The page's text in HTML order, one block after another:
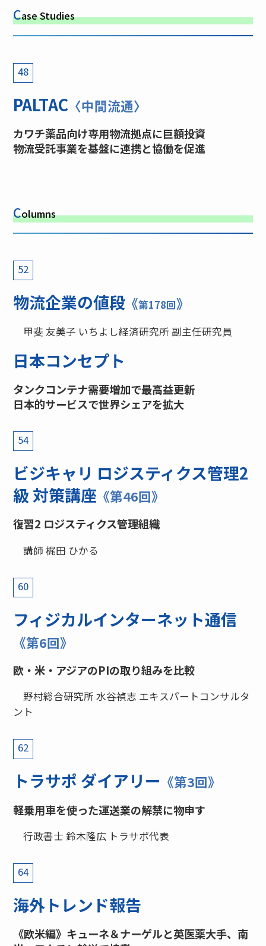
Case Studies
48
PALTAC 〈中間流通〉
カワチ薬品向け専用物流拠点に巨額投資
物流受託事業を基盤に連携と協働を促進
Columns
52
物流企業の値段 《第178回》
甲斐 友美子 いちよし経済研究所 副主任研究員
日本コンセプト
タンクコンテナ需要増加で最高益更新
日本的サービスで世界シェアを拡大
54
ビジキャリ ロジスティクス管理2
級 対策講座 《第46回》
復習2 ロジスティクス管理組織
講師 梶田 ひかる
60
フィジカルインターネット通信
《第6回》
欧・米・アジアのPIの取り組みを比較
野村総合研究所 水谷禎志 エキスパートコンサルタ
ント
62
トラサポ ダイアリー 《第3回》
軽乗用車を使った運送業の解禁に物申す
行政書士 鈴木隆広 トラサポ代表
64
海外トレンド報告
《欧米編》キューネ＆ナーゲルと英医薬大手、南